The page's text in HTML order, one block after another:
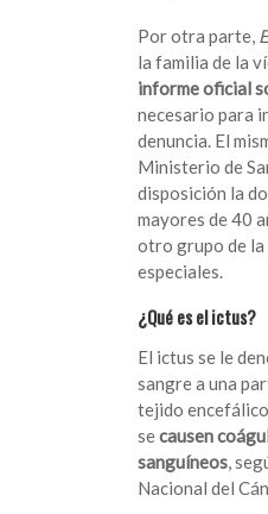
Por otra parte,
la familia de la
informe oficial
necesario para
denuncia. El
Ministerio de
disposición la
mayores de 40
otro grupo de la
especiales.
¿Qué es el ictus?
El ictus se le
sangre a una
tejido
secausen
sanguíneos ,
Nacional del